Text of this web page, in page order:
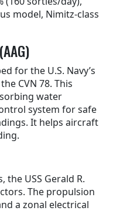
model, Nimitz-class
for the U.S. Navy’s
CVN 78. This
water
system for safe
It helps aircraft
USS Gerald R.
The propulsion
a zonal electrical